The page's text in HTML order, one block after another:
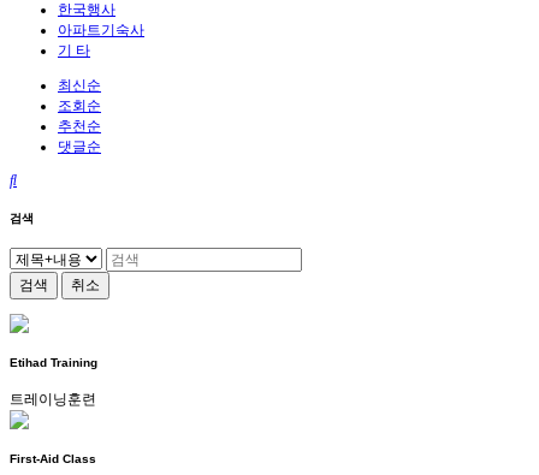
한국행사
아파트기숙사
기 타
최신순
조회순
추천순
댓글순
검색
검색 취소
Etihad Training
트레이닝훈련
First-Aid Class